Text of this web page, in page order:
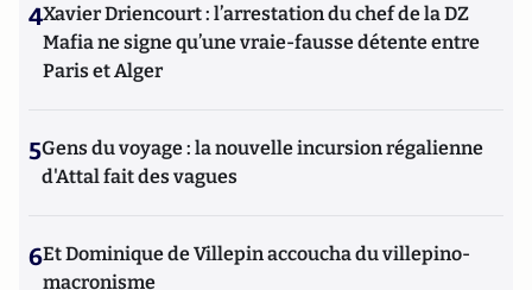
4Xavier Driencourt : l’arrestation du chef de la DZ
Mafia ne signe qu’une vraie-fausse détente entre
Paris et Alger
5Gens du voyage : la nouvelle incursion régalienne
d'Attal fait des vagues
6Et Dominique de Villepin accoucha du villepino-
macronisme